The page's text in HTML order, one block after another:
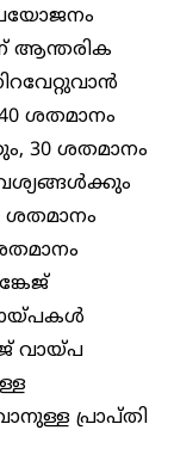
ആന്തരിക
ശതമാനം
30 ശതമാനം
ശതമാനം
വായ്പ
പ്രാപ്തി